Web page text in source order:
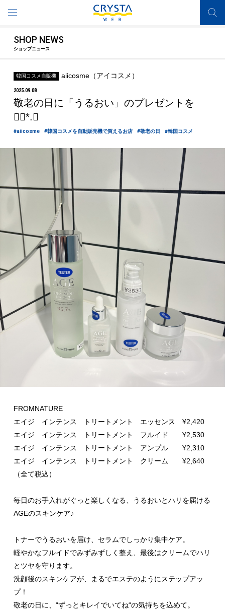
SHOP NEWS
ショップニュース
2025.09.08
韓国コスメ自販機 aiicosme（アイコスメ）
敬老の日に「うるおい」のプレゼントを
❁⃘*.ﾟ
#aiicosme #韓国コスメを自動販売機で買えるお店 #敬老の日 #韓国コスメ
FROMNATURE
エイジ インテンス トリートメント エッセンス ¥2,420
エイジ インテンス トリートメント フルイド ¥2,530
エイジ インテンス トリートメント アンプル ¥2,310
エイジ インテンス トリートメント クリーム ¥2,640
（全て税込）
毎日のお手入れがぐっと楽しくなる、うるおいとハリを届ける
AGEのスキンケア♪
トナーでうるおいを届け、セラムでしっかり集中ケア。
軽やかなフルイドでみずみずしく整え、最後はクリームでハリ
とツヤを守ります。
洗顔後のスキンケアが、まるでエステのようにステップアッ
プ！
敬老の日に、“ずっとキレイでいてね“の気持ちを込めて。